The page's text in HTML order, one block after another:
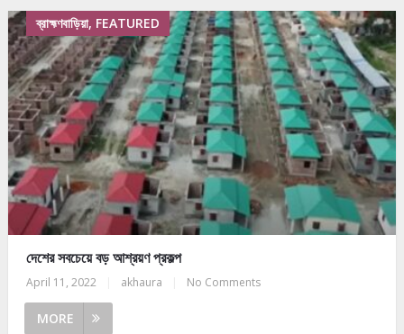
ব্রাহ্মণবাড়িয়া, FEATURED
দেশের সবচেয়ে বড় আশ্রয়ণ প্রকল্প
April 11, 2022 akhaura No Comments
MORE